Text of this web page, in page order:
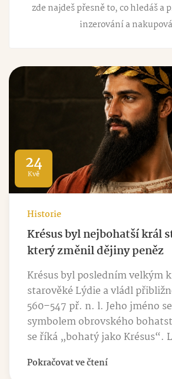
zde najdeš přesně to, co hledáš a
inzerování a
24
Kvě
Historie
Krésus byl nejbohatší král
který změnil dějiny peněz
Krésus byl posledním velkým
starověké Lýdie a vládl
560–547 př. n. l. Jeho jméno
symbolem obrovského
se říká „bohatý jako Krésus“.
Pokračovat ve čtení